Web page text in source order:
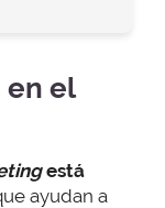
en el
está
ayudan a